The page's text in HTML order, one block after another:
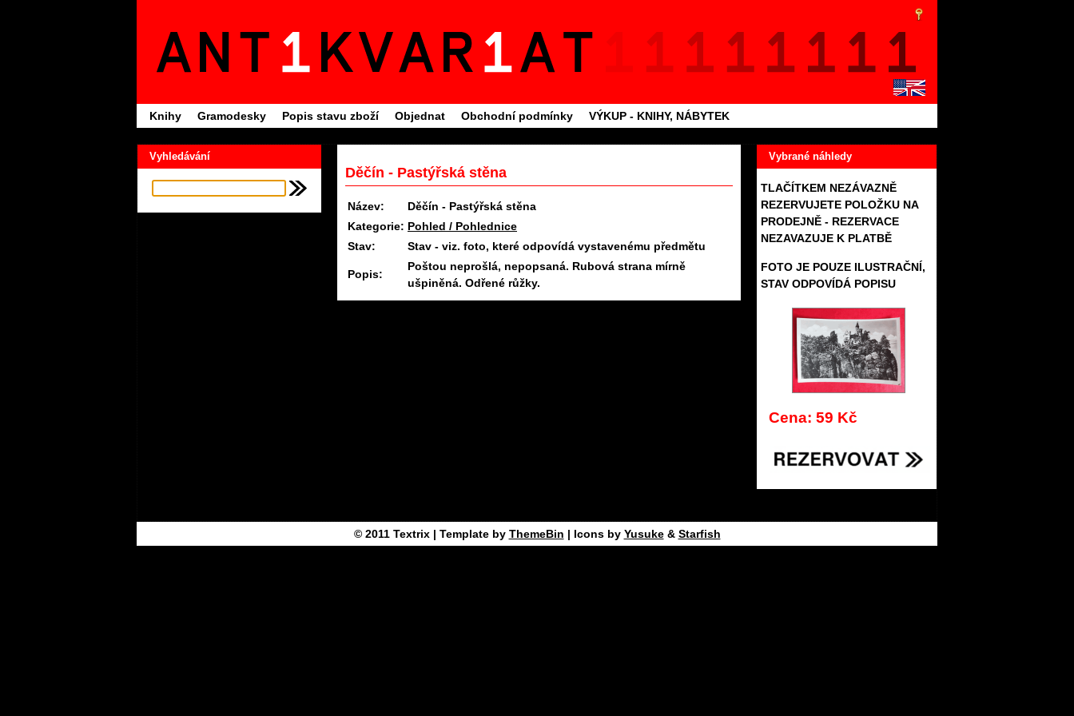
Knihy Gramodesky Popis stavu zboží Objednat Obchodní podmínky VÝKUP - KNIHY, NÁBYTEK
Vyhledávání Vybrané náhledy
TLAČÍTKEM NEZÁVAZNĚ
REZERVUJETE POLOŽKU NA
PRODEJNĚ - REZERVACE
NEZAVAZUJE K PLATBĚ
FOTO JE POUZE ILUSTRAČNÍ,
STAV ODPOVÍDÁ POPISU
Cena: 59 Kč
Děčín - Pastýřská stěna
Název:
Děčín - Pastýřská stěna
Kategorie: Pohled / Pohlednice
Stav:
Stav - viz. foto, které odpovídá vystavenému předmětu
Popis:
Poštou neprošlá, nepopsaná. Rubová strana mírně
ušpiněná. Odřené růžky.
© 2011 Textrix| Template by ThemeBin | Icons by Yusuke& Starfish